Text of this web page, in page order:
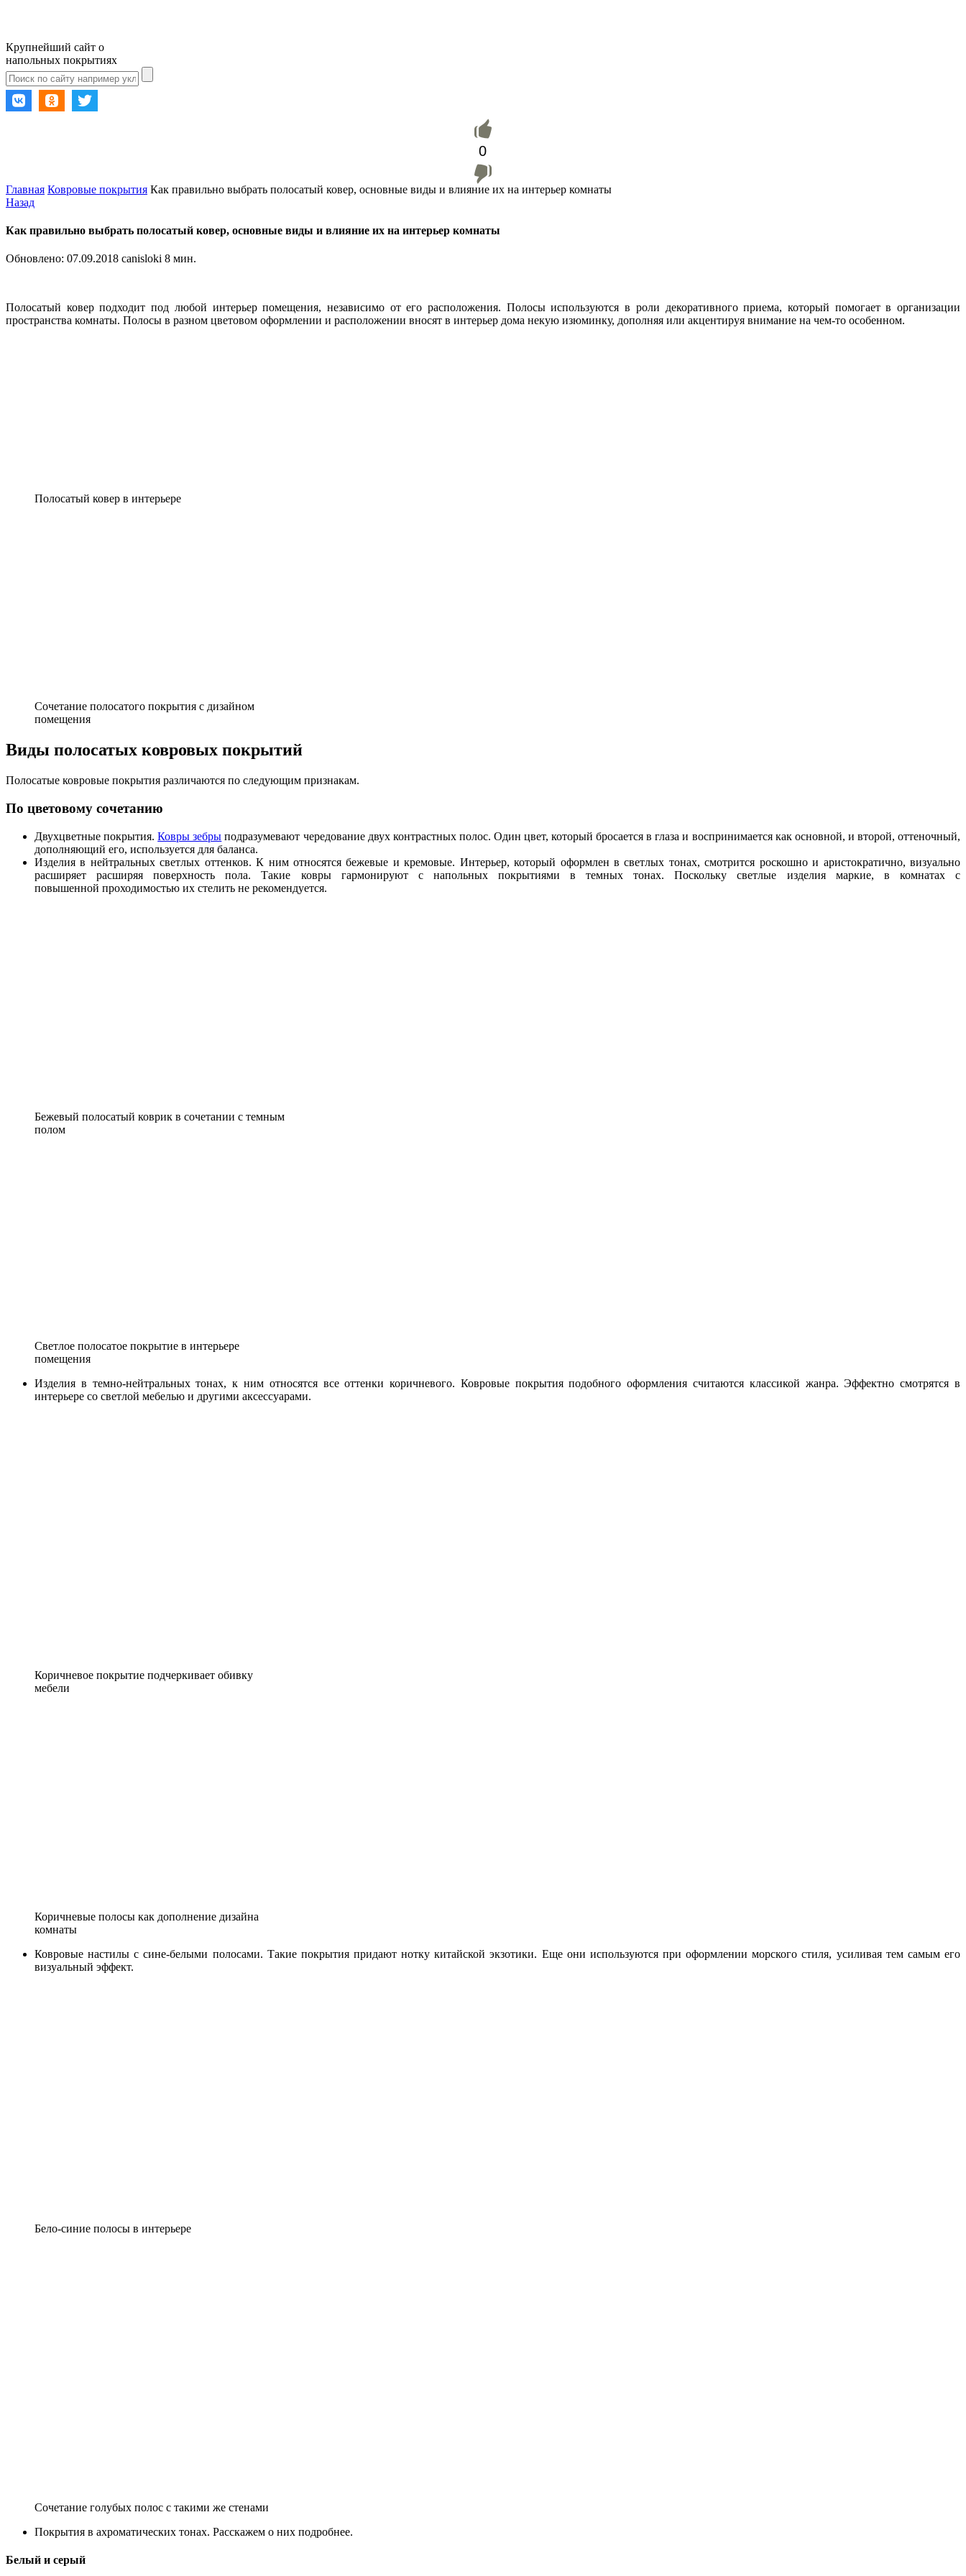
Крупнейший сайт о
напольных покрытиях
0
Главная Ковровые покрытия Как правильно выбрать полосатый ковер, основные виды и влияние их на интерьер комнаты
Назад
Как правильно выбрать полосатый ковер, основные виды и влияние их на интерьер комнаты
Обновлено: 07.09.2018 canisloki 8 мин.
Полосатый ковер подходит под любой интерьер помещения, независимо от его расположения. Полосы используются в роли декоративного приема, который помогает в организации
пространства комнаты. Полосы в разном цветовом оформлении и расположении вносят в интерьер дома некую изюминку, дополняя или акцентируя внимание на чем-то особенном.
Полосатый ковер в интерьере
Сочетание полосатого покрытия с дизайном
помещения
Виды полосатых ковровых покрытий
Полосатые ковровые покрытия различаются по следующим признакам.
По цветовому сочетанию
Двухцветные покрытия.Ковры зебры подразумевают чередование двух контрастных полос. Один цвет, который бросается в глаза и воспринимается как основной, и второй, оттеночный,
дополняющий его, используется для баланса.
Изделия в нейтральных светлых оттенков. К ним относятся бежевые и кремовые. Интерьер, который оформлен в светлых тонах, смотрится роскошно и аристократично, визуально
расширяет расширяя поверхность пола. Такие ковры гармонируют с напольных покрытиями в темных тонах. Поскольку светлые изделия маркие, в комнатах с
повышенной проходимостью их стелить не рекомендуется.
Бежевый полосатый коврик в сочетании с темным
полом
Светлое полосатое покрытие в интерьере
помещения
Изделия в темно-нейтральных тонах, к ним относятся все оттенки коричневого. Ковровые покрытия подобного оформления считаются классикой жанра. Эффектно смотрятся в
интерьере со светлой мебелью и другими аксессуарами.
Коричневое покрытие подчеркивает обивку
мебели
Коричневые полосы как дополнение дизайна
комнаты
Ковровые настилы с сине-белыми полосами. Такие покрытия придают нотку китайской экзотики. Еще они используются при оформлении морского стиля, усиливая тем самым его
визуальный эффект.
Бело-синие полосы в интерьере
Сочетание голубых полос с такими же стенами
Покрытия в ахроматических тонах. Расскажем о них подробнее.
Белый и серый